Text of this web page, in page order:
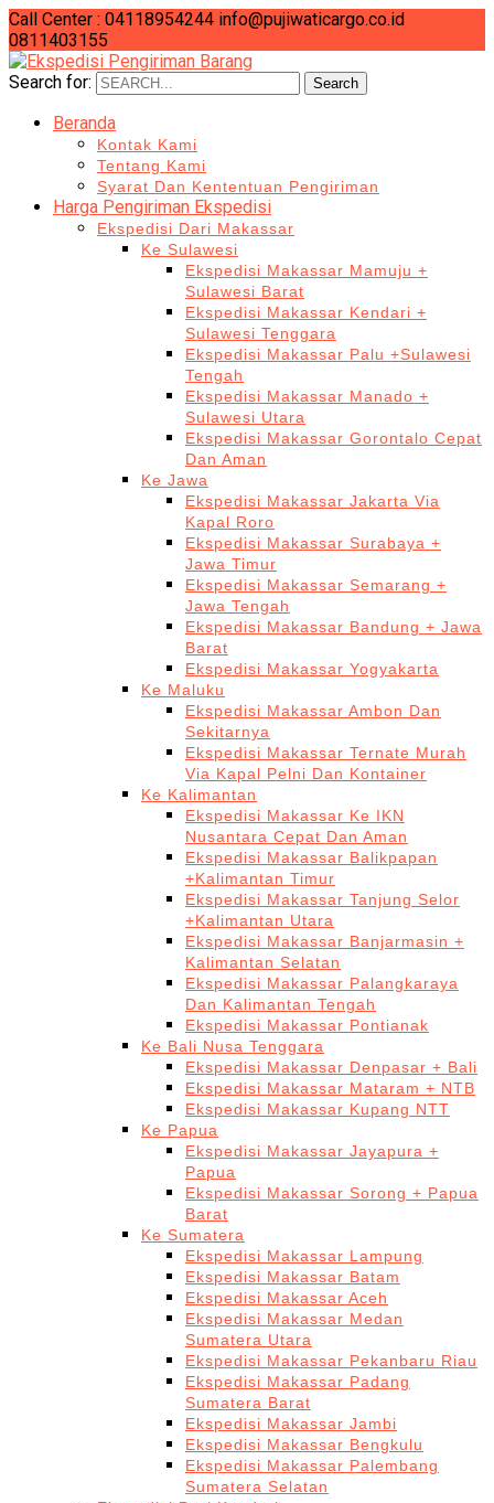
Call Center : 04118954244 info@pujiwaticargo.co.id
0811403155
Search for:
Search
Beranda
Kontak Kami
Tentang Kami
Syarat Dan Kententuan Pengiriman
Harga Pengiriman Ekspedisi
Ekspedisi Dari Makassar
Ke Sulawesi
Ekspedisi Makassar Mamuju +
Sulawesi Barat
Ekspedisi Makassar Kendari +
Sulawesi Tenggara
Ekspedisi Makassar Palu +Sulawesi
Tengah
Ekspedisi Makassar Manado +
Sulawesi Utara
Ekspedisi Makassar Gorontalo Cepat
Dan Aman
Ke Jawa
Ekspedisi Makassar Jakarta Via
Kapal Roro
Ekspedisi Makassar Surabaya +
Jawa Timur
Ekspedisi Makassar Semarang +
Jawa Tengah
Ekspedisi Makassar Bandung + Jawa
Barat
Ekspedisi Makassar Yogyakarta
Ke Maluku
Ekspedisi Makassar Ambon Dan
Sekitarnya
Ekspedisi Makassar Ternate Murah
Via Kapal Pelni Dan Kontainer
Ke Kalimantan
Ekspedisi Makassar Ke IKN
Nusantara Cepat Dan Aman
Ekspedisi Makassar Balikpapan
+Kalimantan Timur
Ekspedisi Makassar Tanjung Selor
+Kalimantan Utara
Ekspedisi Makassar Banjarmasin +
Kalimantan Selatan
Ekspedisi Makassar Palangkaraya
Dan Kalimantan Tengah
Ekspedisi Makassar Pontianak
Ke Bali Nusa Tenggara
Ekspedisi Makassar Denpasar + Bali
Ekspedisi Makassar Mataram + NTB
Ekspedisi Makassar Kupang NTT
Ke Papua
Ekspedisi Makassar Jayapura +
Papua
Ekspedisi Makassar Sorong + Papua
Barat
Ke Sumatera
Ekspedisi Makassar Lampung
Ekspedisi Makassar Batam
Ekspedisi Makassar Aceh
Ekspedisi Makassar Medan
Sumatera Utara
Ekspedisi Makassar Pekanbaru Riau
Ekspedisi Makassar Padang
Sumatera Barat
Ekspedisi Makassar Jambi
Ekspedisi Makassar Bengkulu
Ekspedisi Makassar Palembang
Sumatera Selatan